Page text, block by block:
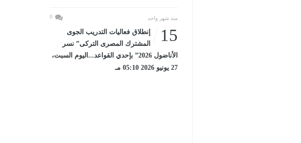
منذ شهر واحد 0
15
إنطلاق فعاليات التدريب الجوى
المشترك المصرى التركى” نسر
الأناضول 2026” بإحدي القواعد...اليوم السبت،
27 يونيو 2026 05:10 مـ